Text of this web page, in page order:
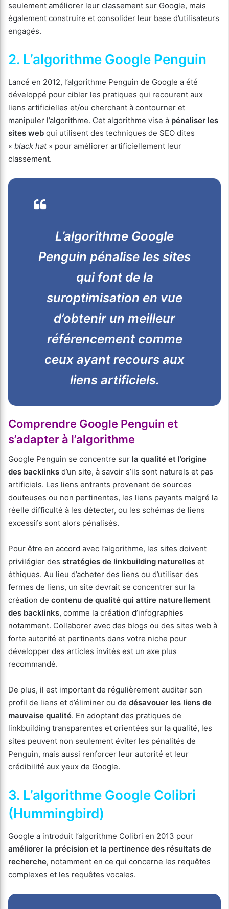
seulement améliorer leur classement sur Google, mais
également construire et consolider leur base d’utilisateurs
engagés.
2. L’algorithme Google Penguin
Lancé en 2012, l’algorithme Penguin de Google a été
développé pour cibler les pratiques qui recourent aux
liens artificielles et/ou cherchant à contourner et
manipuler l’algorithme. Cet algorithme vise à pénaliser les
sites web qui utilisent des techniques de SEO dites
« black hat» pour améliorer artificiellement leur
classement.
L’algorithme Google
Penguin pénalise les sites
qui font de la
suroptimisation en vue
d’obtenir un meilleur
référencement comme
ceux ayant recours aux
liens artificiels.
Comprendre Google Penguin et
s’adapter à l’algorithme
Google Penguin se concentre sur la qualité et l’origine
des backlinks d’un site, à savoir s’ils sont naturels et pas
artificiels. Les liens entrants provenant de sources
douteuses ou non pertinentes, les liens payants malgré la
réelle difficulté à les détecter, ou les schémas de liens
excessifs sont alors pénalisés.
Pour être en accord avec l’algorithme, les sites doivent
privilégier des stratégies de linkbuilding naturelles et
éthiques. Au lieu d’acheter des liens ou d’utiliser des
fermes de liens, un site devrait se concentrer sur la
création de contenu de qualité qui attire naturellement
des backlinks, comme la création d’infographies
notamment. Collaborer avec des blogs ou des sites web à
forte autorité et pertinents dans votre niche pour
développer des articles invités est un axe plus
recommandé.
De plus, il est important de régulièrement auditer son
profil de liens et d’éliminer ou de désavouer les liens de
mauvaise qualité. En adoptant des pratiques de
linkbuilding transparentes et orientées sur la qualité, les
sites peuvent non seulement éviter les pénalités de
Penguin, mais aussi renforcer leur autorité et leur
crédibilité aux yeux de Google.
3. L’algorithme Google Colibri
(Hummingbird)
Google a introduit l’algorithme Colibri en 2013 pour
améliorer la précision et la pertinence des résultats de
recherche, notamment en ce qui concerne les requêtes
complexes et les requêtes vocales.